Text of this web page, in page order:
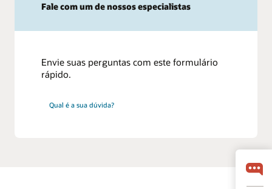
Fale com um de nossos especialistas
Envie suas perguntas com este formulário
rápido.
Qual é a sua dúvida?